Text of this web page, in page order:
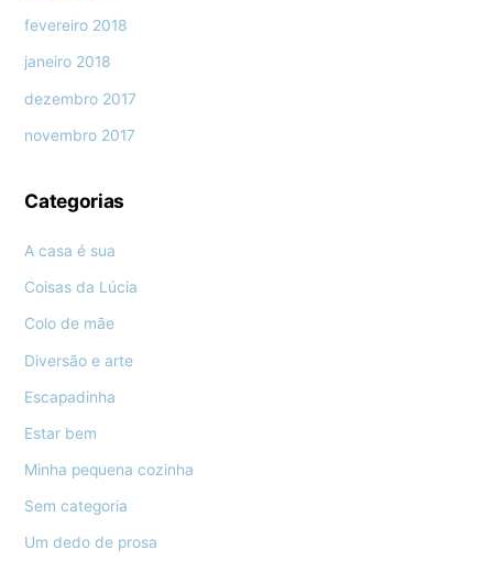
fevereiro 2018
janeiro 2018
dezembro 2017
novembro 2017
Categorias
A casa é sua
Coisas da Lúcia
Colo de mãe
Diversão e arte
Escapadinha
Estar bem
Minha pequena cozinha
Sem categoria
Um dedo de prosa